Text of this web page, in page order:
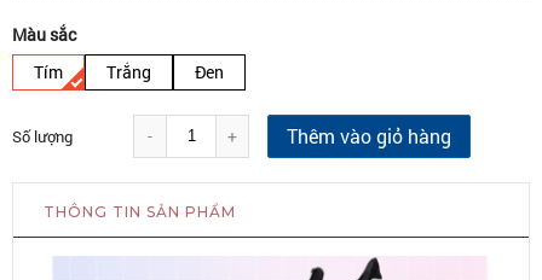
Màu sắc
Tím
Trắng Đen
Số lượng - + Thêm vào giỏ hàng
THÔNG TIN SẢN PHẨM